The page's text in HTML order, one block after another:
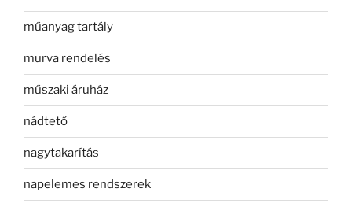
műanyag tartály
murva rendelés
műszaki áruház
nádtető
nagytakarítás
napelemes rendszerek